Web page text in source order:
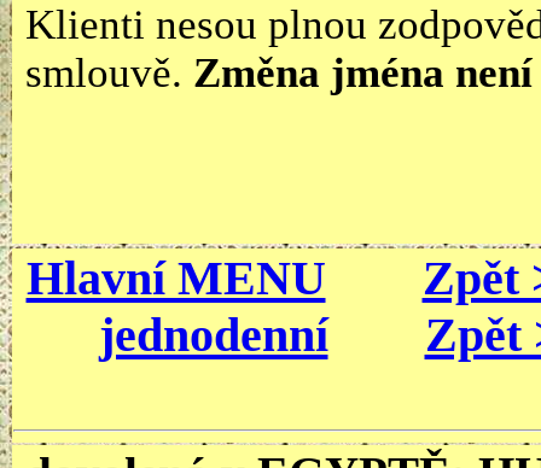
Klienti nesou plnou
smlouvě. Změna jména
Hlavní MENU
Zpět
jednodenní
Zpět